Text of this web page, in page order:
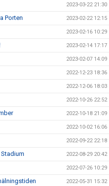
2023-03-22 21:30
Porten 2023-02-22 12:15
2023-02-16 10:29
2023-02-14 17:17
2023-02-07 14:09
2022-12-23 18:36
2022-12-06 18:03
2022-10-26 22:52
2022-10-18 21:09
2022-10-02 16:06
2022-09-22 22:18
2022-08-29 20:42
2022-07-26 10:29
2022-05-31 15:32